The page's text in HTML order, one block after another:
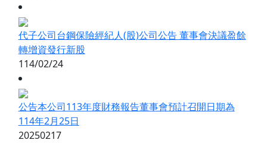
代子公司台鋼保險經紀人(股)公司公告 董事會決議盈餘
轉增資發行新股
114/02/24
公告本公司113年度財務報告董事會預計召開日期為
114年2月25日
20250217